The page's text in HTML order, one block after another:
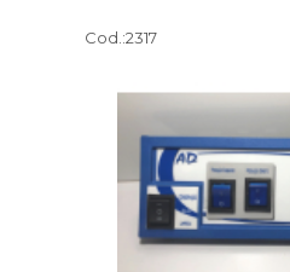
Cod.:2317